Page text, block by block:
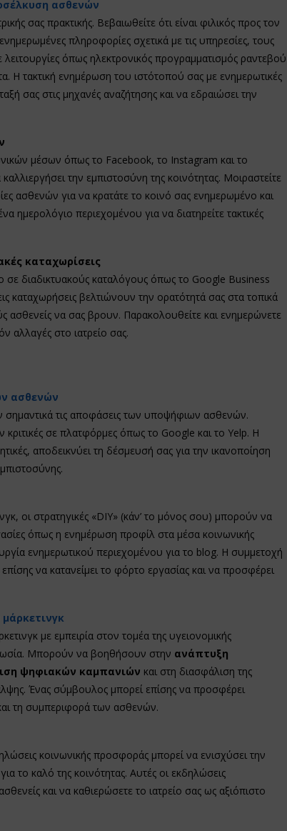
ασθενών
σας πρακτικής. Βεβαιωθείτε ότι είναι φιλικός προς τον
πληροφορίες σχετικά με τις υπηρεσίες, τους
όπως ηλεκτρονικός προγραμματισμός ραντεβού
Η τακτική ενημέρωση του ιστότοπού σας με ενημερωτικές
σας στις μηχανές αναζήτησης και να εδραιώσει την
μέσων όπως το Facebook, το Instagram και το
την εμπιστοσύνη της κοινότητας. Μοιραστείτε
ασθενών για να κρατάτε το κοινό σας ενημερωμένο και
ημερολόγιο περιεχομένου για να διατηρείτε τακτικές
καταχωρίσεις
σε διαδικτυακούς καταλόγους όπως το Google Business
καταχωρήσεις βελτιώνουν την ορατότητά σας στα τοπικά
ασθενείς να σας βρουν. Παρακολουθείτε και ενημερώνετε
αλλαγές στο ιατρείο σας.
ασθενών
σημαντικά τις αποφάσεις των υποψήφιων ασθενών.
σε πλατφόρμες όπως το Google και το Yelp. Η
αποδεικνύει τη δέσμευσή σας για την ικανοποίηση
οι στρατηγικές «DIY» (κάν’ το μόνος σου) μπορούν να
όπως η ενημέρωση προφίλ στα μέσα κοινωνικής
ενημερωτικού περιεχομένου για το blog. Η συμμετοχή
να κατανείμει το φόρτο εργασίας και να προσφέρει
με εμπειρία στον τομέα της υγειονομικής
Μπορούν να βοηθήσουν στην ανάπτυξη
ψηφιακών καμπανιών και στη διασφάλιση της
Ένας σύμβουλος μπορεί επίσης να προσφέρει
τη συμπεριφορά των ασθενών.
κοινωνικής προσφοράς μπορεί να ενισχύσει την
το καλό της κοινότητας. Αυτές οι εκδηλώσεις
και να καθιερώσετε το ιατρείο σας ως αξιόπιστο